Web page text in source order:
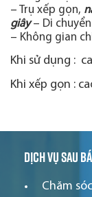
– Trụ xếp gọn,
giây– Di
– Không gian
Khi sử dụng :
Khi xếp gọn :
Dịch vụ sau
Chăm